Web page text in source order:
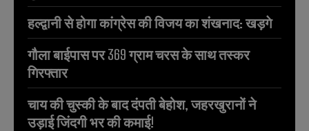
हल्द्वानी से होगा कांग्रेस की विजय का शंखनाद: खड़गे
गौला बाईपास पर 369 ग्राम चरस के साथ तस्कर
गिरफ्तार
चाय की चुस्की के बाद दंपती बेहोश, जहरखुरानों ने
उड़ाई जिंदगी भर की कमाई!